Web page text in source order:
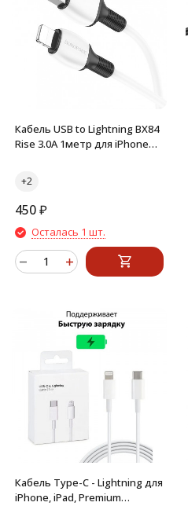
Кабель USB to Lightning BX84
Rise 3.0A 1метр для iPhone
450₽
Осталась 1 шт.
Кабель Type-C - Lightning для
iPhone, iPad, Premium